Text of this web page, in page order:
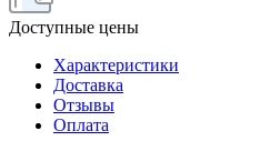
Доступные цены
Характеристики
Доставка
Отзывы
Оплата